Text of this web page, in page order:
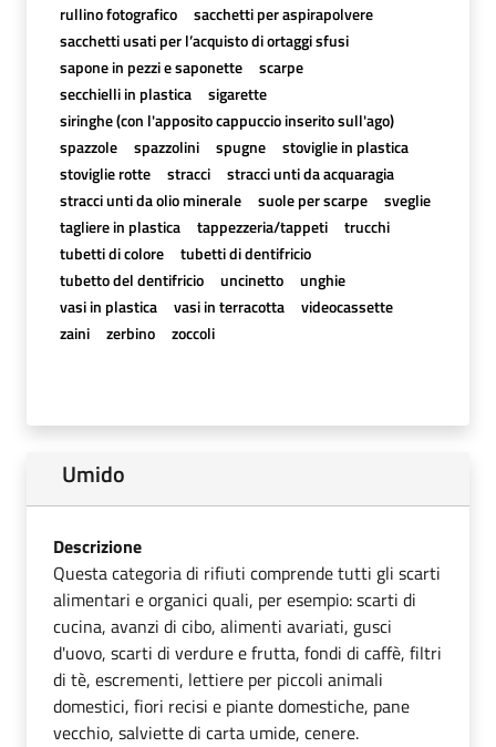
rullino fotografico
sacchetti per aspirapolvere
sacchetti usati per l’acquisto di ortaggi sfusi
sapone in pezzi e saponette
scarpe
secchielli in plastica
sigarette
siringhe (con l'apposito cappuccio inserito sull'ago)
spazzole
spazzolini spugne
stoviglie in plastica
stoviglie rotte
stracci
stracci unti da acquaragia
stracci unti da olio minerale
suole per scarpe
sveglie
tagliere in plastica
tappezzeria/tappeti
trucchi
tubetti di colore
tubetti di dentifricio
tubetto del dentifricio
uncinetto
unghie
vasi in plastica
vasi in terracotta
videocassette
zaini
zerbino zoccoli
Umido
Descrizione
Questa categoria di rifiuti comprende tutti gli scarti
alimentari e organici quali, per esempio: scarti di
cucina, avanzi di cibo, alimenti avariati, gusci
d'uovo, scarti di verdure e frutta, fondi di caffè, filtri
di tè, escrementi, lettiere per piccoli animali
domestici, fiori recisi e piante domestiche, pane
vecchio, salviette di carta umide, cenere.